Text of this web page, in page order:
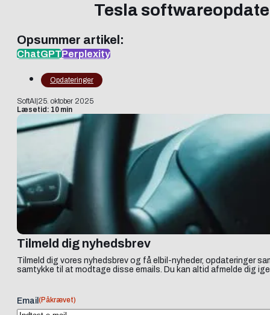
Tesla
Opsummer artikel:
ChatGPTPerplexity
Opdateringer
SoftAI 25. oktober 2025
Læsetid: 10 min
Tilmeld dig nyhedsbrev
Tilmeld dig vores nyhedsbrev og få elbil-nyheder, opdateringer
samtykke til at modtage disse emails. Du kan altid afmelde dig
Email (Påkrævet)